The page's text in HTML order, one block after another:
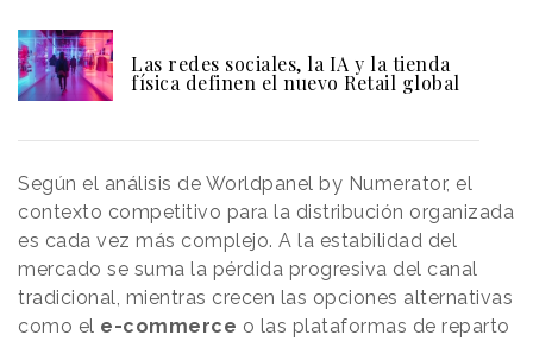
Las redes sociales, la IA y la tienda
física definen el nuevo Retail global
Según el análisis de Worldpanel by Numerator, el
contexto competitivo para la distribución organizada
es cada vez más complejo. A la estabilidad del
mercado se suma la pérdida progresiva del canal
tradicional, mientras crecen las opciones alternativas
como el e-commerce o las plataformas de reparto